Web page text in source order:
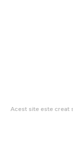
Acest site este creat